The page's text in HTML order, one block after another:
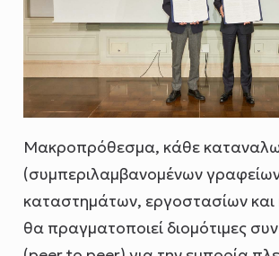
Μακροπρόθεσμα, κάθε
(συμπεριλαμβανομένων
καταστημάτων, εργοστασίων και
θα πραγματοποιεί διομότιμες